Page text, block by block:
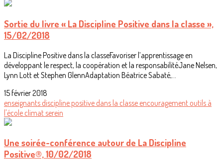
Sortie du livre « La Discipline Positive dans la classe »,
15/02/2018
La Discipline Positive dans la classeFavoriser l’apprentissage en
développant le respect, la coopération et la responsabilitéJane Nelsen,
Lynn Lott et Stephen GlennAdaptation Béatrice Sabaté,...
15 février 2018
enseignants discipline positive dans la classe encouragement outils à
l'école climat serein
Une soirée-conférence autour de La Discipline
Positive®, 10/02/2018